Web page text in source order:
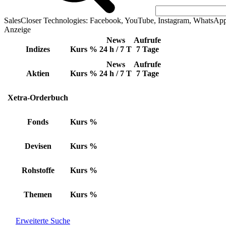
SalesCloser Technologies: Facebook, YouTube, Instagram,
Anzeige
Indizes Kurs %
News
24 h / 7 T
Aufrufe
7 Tage
Aktien Kurs %
News
24 h / 7 T
Aufrufe
7 Tage
Xetra-Orderbuch
Fonds Kurs %
Devisen Kurs %
Rohstoffe Kurs %
Themen Kurs %
Erweiterte Suche